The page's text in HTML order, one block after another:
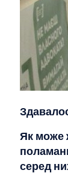
Як може
серед